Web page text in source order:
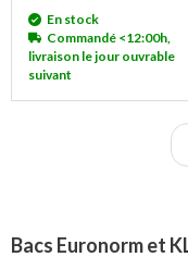
En stock
Commandé <12:00h,
livraison le jour ouvrable
suivant
Bacs Euronorm et